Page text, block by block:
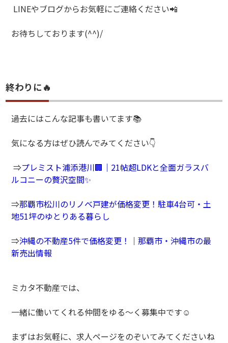
LINEやブログからお気軽にご連絡ください📲
お待ちしております(^^)/
終わりに🔥
過去にはこんな記事も書いてます📚
気になる方はぜひ読んでみてください👇
⇒プレミスト浦添港川🏢｜21帖超LDKと全面ガラスバ
ルコニーの贅沢空間✨
⇒那覇市松川のリノベ戸建が価格変更！駐車4台可・土
地51坪のゆとりある暮らし
⇒沖縄の不動産5件で価格変更！｜那覇市・沖縄市の最
新売出情報
ミカタ不動産では、
一緒に働いてくれる仲間をゆる～く募集中です☺️
まずはお気軽に、求人ページをのぞいてみてくださいね